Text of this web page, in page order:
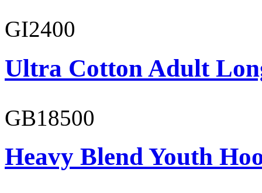
GI2400
Ultra Cotton Adult
GB18500
Heavy Blend Youth